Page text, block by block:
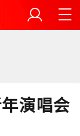
演唱会